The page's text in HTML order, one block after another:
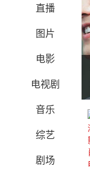
直播
图片
电影
电视剧
音乐
综艺
剧场